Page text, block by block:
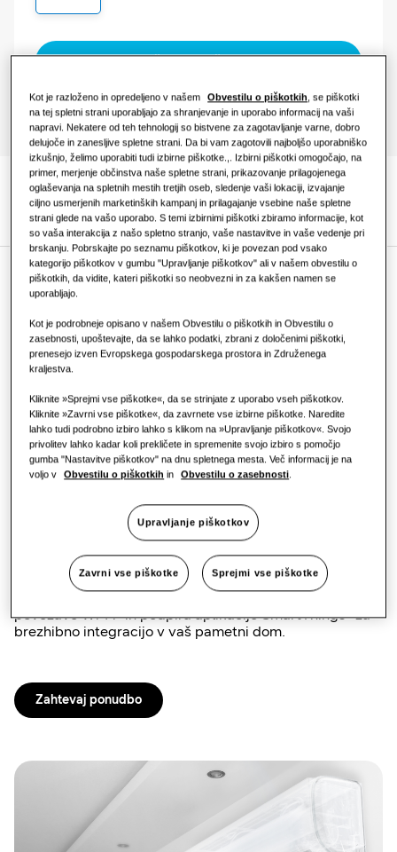
KOMERCIALNE REŠITVE
Hoteli
Maloprodaja
Restavracija
Pisarna
Trajnost
SmartThings Pro
Pošlji povpraševanje
Pojdi Na Razdelek
pametno
upravljanje,
zanesljiva
zmogljivost
nadgradnjo. Enota AR35 Wi-Fi gradi na uglednem
modelu AR35 z izboljšano povezljivostjo, zanesljivo
pa združuje z udobjem brezžičnega upravljanja. Enota,
opremljena z digitalnim inverterskim kompresorjem za
povezavo Wi-Fi¹ in podpira aplikacijo SmartThings² za
brezhibno integracijo v vaš pametni dom.
Zahtevaj ponudbo
Kot je razloženo in opredeljeno v našem Obvestilu o piškotkih , se piškotki
na tej spletni strani uporabljajo za shranjevanje in uporabo informacij na vaši
napravi. Nekatere od teh tehnologij so bistvene za zagotavljanje varne, dobro
delujoče in zanesljive spletne strani. Da bi vam zagotovili najboljšo uporabniško
izkušnjo, želimo uporabiti tudi izbirne piškotke.,. Izbirni piškotki omogočajo, na
primer, merjenje občinstva naše spletne strani, prikazovanje prilagojenega
oglaševanja na spletnih mestih tretjih oseb, sledenje vaši lokaciji, izvajanje
ciljno usmerjenih marketinških kampanj in prilagajanje vsebine naše spletne
strani glede na vašo uporabo. S temi izbirnimi piškotki zbiramo informacije, kot
so vaša interakcija z našo spletno stranjo, vaše nastavitve in vaše vedenje pri
brskanju. Pobrskajte po seznamu piškotkov, ki je povezan pod vsako
kategorijo piškotkov v gumbu "Upravljanje piškotkov" ali v našem obvestilu o
piškotkih, da vidite, kateri piškotki so neobvezni in za kakšen namen se
uporabljajo.
Kot je podrobneje opisano v našem Obvestilu o piškotkih in Obvestilu o
zasebnosti, upoštevajte, da se lahko podatki, zbrani z določenimi piškotki,
prenesejo izven Evropskega gospodarskega prostora in Združenega
kraljestva.
Kliknite »Sprejmi vse piškotke«, da se strinjate z uporabo vseh piškotkov.
Kliknite »Zavrni vse piškotke«, da zavrnete vse izbirne piškotke. Naredite
lahko tudi podrobno izbiro lahko s klikom na »Upravljanje piškotkov«. Svojo
privolitev lahko kadar koli prekličete in spremenite svojo izbiro s pomočjo
gumba "Nastavitve piškotkov" na dnu spletnega mesta. Več informacij je na
voljo v
Obvestilu o piškotkih in Obvestilu o zasebnosti
Upravljanje piškotkov
Zavrni vse piškotke Sprejmi vse piškotke